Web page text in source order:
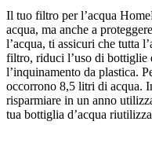
Il tuo filtro per l’acqua
acqua, ma anche a
l’acqua, ti assicuri che tutta
filtro, riduci l’uso di bottiglie
l’inquinamento da plastica.
occorrono 8,5 litri di acqua.
risparmiare in un anno
tua bottiglia d’acqua